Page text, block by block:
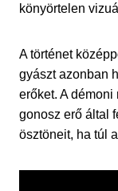
könyörtelen
A történet
gyászt azonban
erőket. A
gonosz erő által
ösztöneit, ha túl